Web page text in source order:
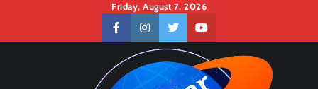
content
Friday, August 7, 2026
facebookinstagramtwitteryoutube